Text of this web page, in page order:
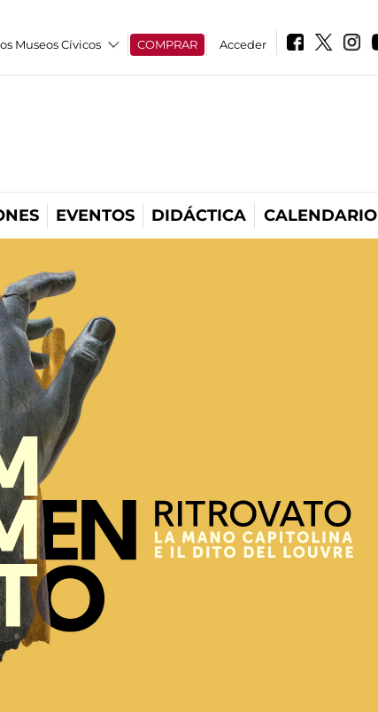
Museos Cívicos COMPRAR Acceder
EVENTOS DIDÁCTICA CALENDARIO